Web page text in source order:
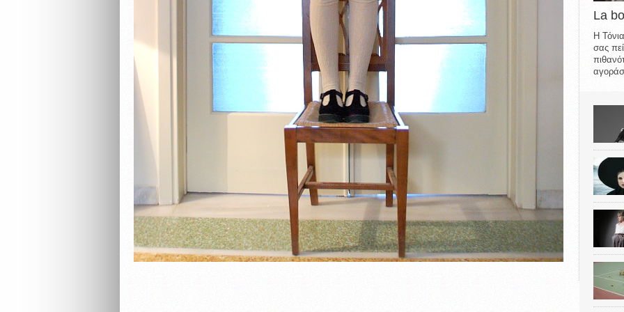
La
Η
σας